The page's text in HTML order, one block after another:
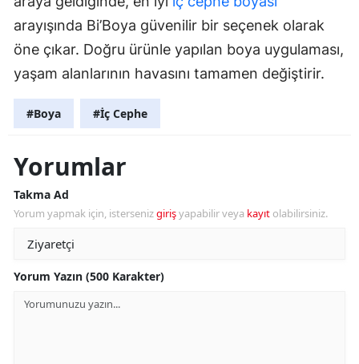
arayışında Bi’Boya güvenilir bir seçenek olarak
öne çıkar. Doğru ürünle yapılan boya uygulaması,
yaşam alanlarının havasını tamamen değiştirir.
#Boya #İç Cephe
Yorumlar
Takma Ad
Yorum yapmak için, istersenizgirişyapabilir veya kayıt olabilirsiniz.
Yorum Yazın (500 Karakter)